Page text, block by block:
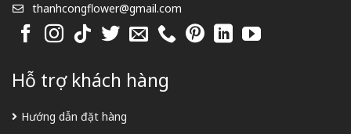
thanhcongflower@gmail.com
Hỗ trợ khách hàng
Hướng dẫn đặt hàng